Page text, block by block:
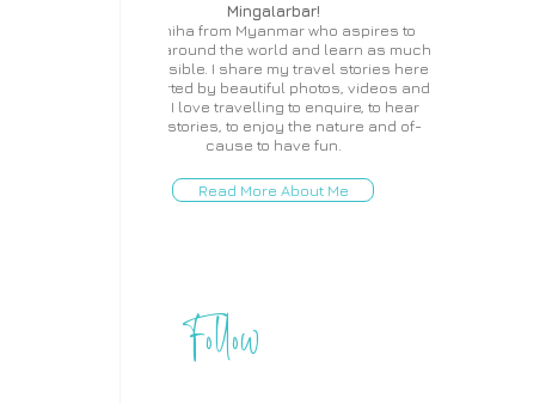
Mingalarbar!
I'm Thiha from Myanmar who aspires to
travel around the world and learn as much
as possible. I share my travel stories here
supported by beautiful photos, videos and
more. I love travelling to enquire, to hear
local stories, to enjoy the nature and of-
cause to have fun.
Read More About Me
Follow